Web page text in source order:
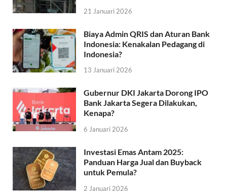
21 Januari 2026
Biaya Admin QRIS dan Aturan Bank
Indonesia: Kenakalan Pedagang di
Indonesia?
13 Januari 2026
Gubernur DKI Jakarta Dorong IPO
Bank Jakarta Segera Dilakukan,
Kenapa?
6 Januari 2026
Investasi Emas Antam 2025:
Panduan Harga Jual dan Buyback
untuk Pemula?
2 Januari 2026